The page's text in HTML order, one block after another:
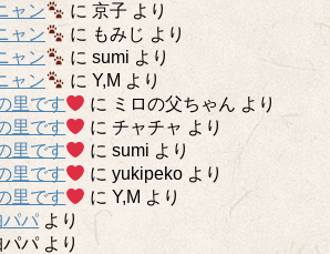
ャン
に京子 より
ャン
に もみじ より
ャン
にsumi より
ャン
にY,M より
里です に ミロの父ちゃん より
里です にチャチャ より
里です にsumi より
里です にyukipeko より
里です にY,M より
パパ より
パパより